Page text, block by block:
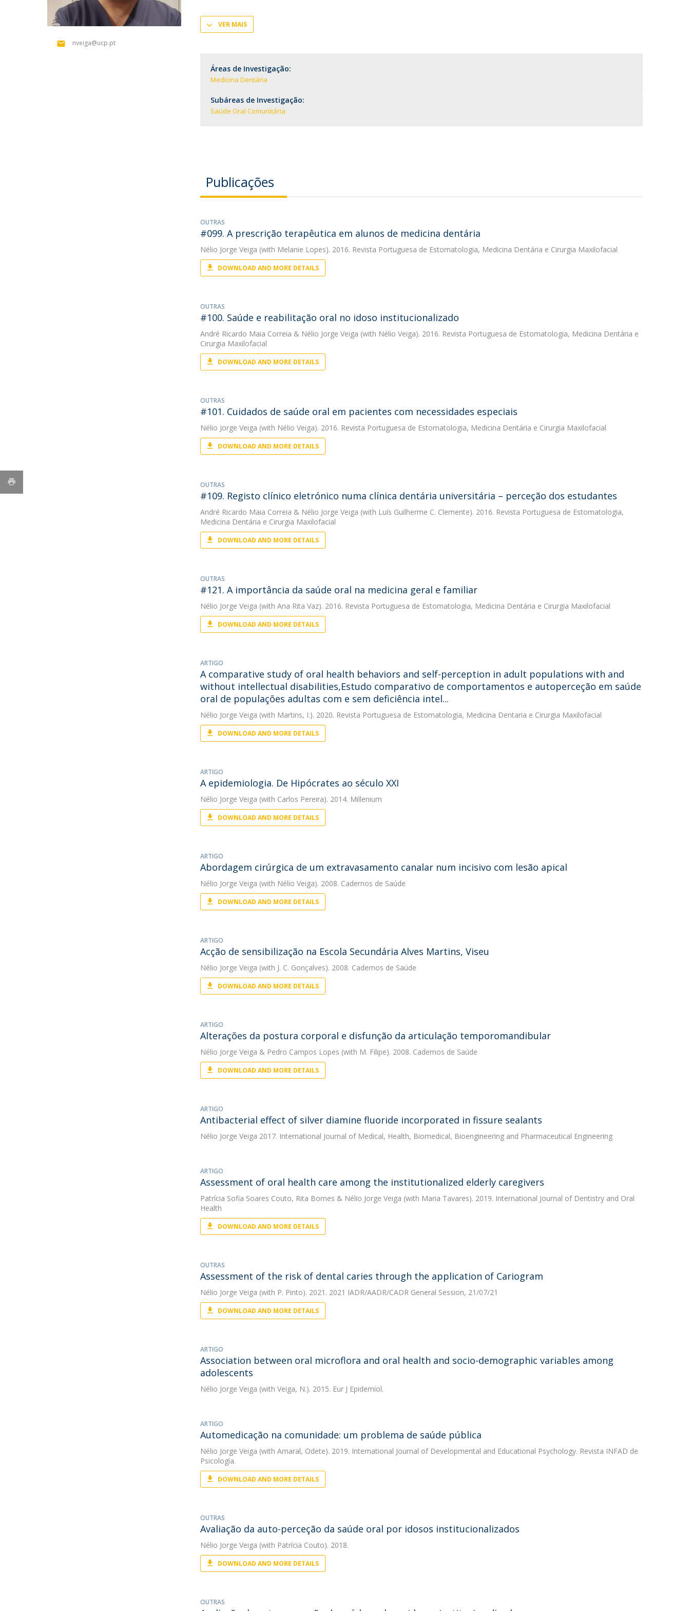
Cursos Breves - Formação Avançada
Formação e Serviço
Voluntariado
Contactos
Diretório de Contactos
nveiga@ucp.pt
VER MAIS
Áreas de Investigação:
Medicina Dentária
Subáreas de Investigação:
Saúde Oral Comunitária
Publicações
OUTRAS
#099. A prescrição terapêutica em alunos de medicina dentária
Nélio Jorge Veiga (with Melanie Lopes). 2016. Revista Portuguesa de Estomatologia, Medicina Dentária e Cirurgia Maxilofacial
DOWNLOAD AND MORE DETAILS
OUTRAS
#100. Saúde e reabilitação oral no idoso institucionalizado
André Ricardo Maia Correia & Nélio Jorge Veiga (with Nélio Veiga). 2016. Revista Portuguesa de Estomatologia, Medicina Dentária e
Cirurgia Maxilofacial
DOWNLOAD AND MORE DETAILS
OUTRAS
#101. Cuidados de saúde oral em pacientes com necessidades especiais
Nélio Jorge Veiga (with Nélio Veiga). 2016. Revista Portuguesa de Estomatologia, Medicina Dentária e Cirurgia Maxilofacial
DOWNLOAD AND MORE DETAILS
OUTRAS
#109. Registo clínico eletrónico numa clínica dentária universitária – perceção dos estudantes
André Ricardo Maia Correia & Nélio Jorge Veiga (with Luís Guilherme C. Clemente). 2016. Revista Portuguesa de Estomatologia,
Medicina Dentária e Cirurgia Maxilofacial
DOWNLOAD AND MORE DETAILS
OUTRAS
#121. A importância da saúde oral na medicina geral e familiar
Nélio Jorge Veiga (with Ana Rita Vaz). 2016. Revista Portuguesa de Estomatologia, Medicina Dentária e Cirurgia Maxilofacial
DOWNLOAD AND MORE DETAILS
ARTIGO
A comparative study of oral health behaviors and self-perception in adult populations with and
without intellectual disabilities,Estudo comparativo de comportamentos e autoperceção em saúde
oral de populações adultas com e sem deficiência intel...
Nélio Jorge Veiga (with Martins, I.). 2020. Revista Portuguesa de Estomatologia, Medicina Dentaria e Cirurgia Maxilofacial
DOWNLOAD AND MORE DETAILS
ARTIGO
A epidemiologia. De Hipócrates ao século XXI
Nélio Jorge Veiga (with Carlos Pereira). 2014. Millenium
DOWNLOAD AND MORE DETAILS
ARTIGO
Abordagem cirúrgica de um extravasamento canalar num incisivo com lesão apical
Nélio Jorge Veiga (with Nélio Veiga). 2008. Cadernos de Saúde
DOWNLOAD AND MORE DETAILS
ARTIGO
Acção de sensibilização na Escola Secundária Alves Martins, Viseu
Nélio Jorge Veiga (with J. C. Gonçalves). 2008. Cadernos de Saúde
DOWNLOAD AND MORE DETAILS
ARTIGO
Alterações da postura corporal e disfunção da articulação temporomandibular
Nélio Jorge Veiga & Pedro Campos Lopes (with M. Filipe). 2008. Cadernos de Saúde
DOWNLOAD AND MORE DETAILS
ARTIGO
Antibacterial effect of silver diamine fluoride incorporated in fissure sealants
Nélio Jorge Veiga 2017. International Journal of Medical, Health, Biomedical, Bioengineering and Pharmaceutical Engineering
ARTIGO
Assessment of oral health care among the institutionalized elderly caregivers
Patrícia Sofia Soares Couto, Rita Bornes & Nélio Jorge Veiga (with Maria Tavares). 2019. International Journal of Dentistry and Oral
Health
DOWNLOAD AND MORE DETAILS
OUTRAS
Assessment of the risk of dental caries through the application of Cariogram
Nélio Jorge Veiga (with P. Pinto). 2021. 2021 IADR/AADR/CADR General Session, 21/07/21
DOWNLOAD AND MORE DETAILS
ARTIGO
Association between oral microflora and oral health and socio-demographic variables among
adolescents
Nélio Jorge Veiga (with Veiga, N.). 2015. Eur J Epidemiol.
ARTIGO
Automedicação na comunidade: um problema de saúde pública
Nélio Jorge Veiga (with Amaral, Odete). 2019. International Journal of Developmental and Educational Psychology. Revista INFAD de
Psicología.
DOWNLOAD AND MORE DETAILS
OUTRAS
Avaliação da auto-perceção da saúde oral por idosos institucionalizados
Nélio Jorge Veiga (with Patrícia Couto). 2018.
DOWNLOAD AND MORE DETAILS
OUTRAS